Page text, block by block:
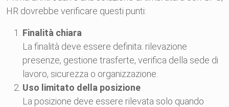
HR dovrebbe verificare questi punti:
Finalità chiara
La finalità deve essere definita: rilevazione
presenze, gestione trasferte, verifica della sede di
lavoro, sicurezza o organizzazione.
Uso limitato della posizione
La posizione deve essere rilevata solo quando